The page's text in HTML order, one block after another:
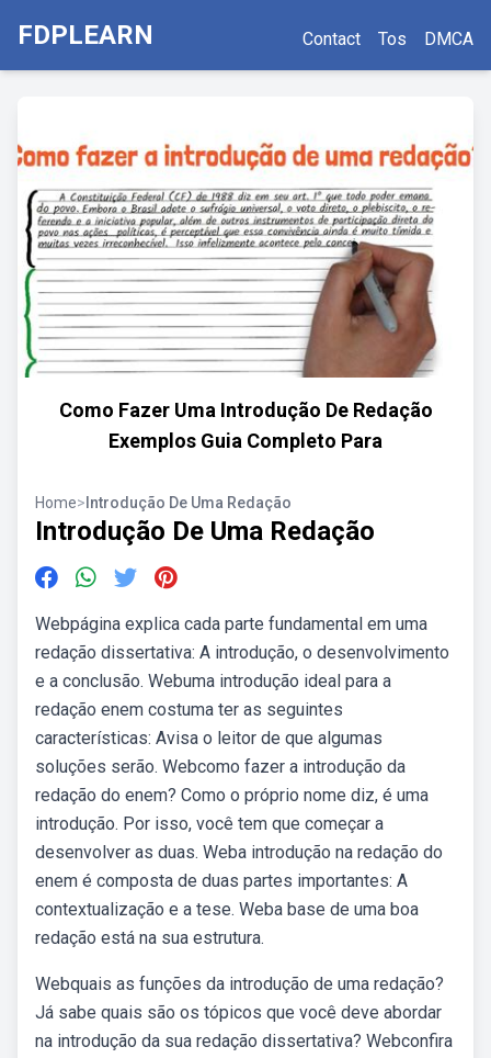
FDPLEARN Contact Tos DMCA
Como Fazer Uma Introdução De Redação
Exemplos Guia Completo Para
Home> Introdução De Uma Redação
Introdução De Uma Redação
Webpágina explica cada parte fundamental em uma
redação dissertativa: A introdução, o desenvolvimento
e a conclusão. Webuma introdução ideal para a
redação enem costuma ter as seguintes
características: Avisa o leitor de que algumas
soluções serão. Webcomo fazer a introdução da
redação do enem? Como o próprio nome diz, é uma
introdução. Por isso, você tem que começar a
desenvolver as duas. Weba introdução na redação do
enem é composta de duas partes importantes: A
contextualização e a tese. Weba base de uma boa
redação está na sua estrutura.
Webquais as funções da introdução de uma redação?
Já sabe quais são os tópicos que você deve abordar
na introdução da sua redação dissertativa? Webconfira